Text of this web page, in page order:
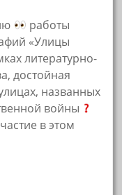
работы
«Улицы
литературно-
достойная
названных
войны
в этом